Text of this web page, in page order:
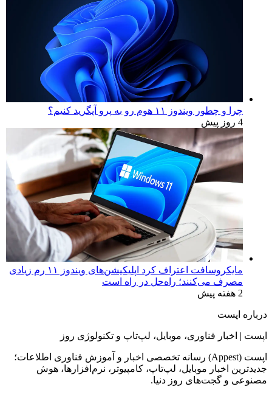
چرا و چطور ویندوز ۱۱ هوم رو به پرو آپگرید کنیم؟
4 روز پیش
مایکروسافت اعتراف کرد اپلیکیشن‌های ویندوز ۱۱ رم زیادی
مصرف می‌کنند؛ راه‌حل در راه است
2 هفته پیش
درباره اپست
اپست | اخبار فناوری، موبایل، لپ‌تاپ و تکنولوژی روز
اپست (Appest) رسانه تخصصی اخبار و آموزش فناوری اطلاعات؛
جدیدترین اخبار موبایل، لپ‌تاپ، کامپیوتر، نرم‌افزارها، هوش
مصنوعی و گجت‌های روز دنیا.